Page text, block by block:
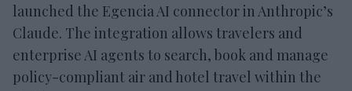
launched the Egencia AI connector in Anthropic’s
Claude. The integration allows travelers and
enterprise AI agents to search, book and manage
policy-compliant air and hotel travel within the